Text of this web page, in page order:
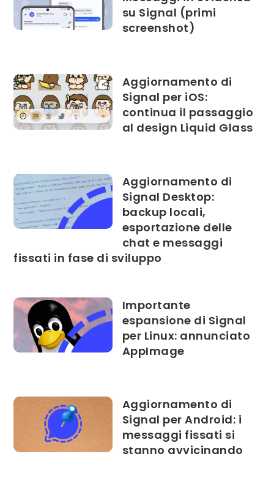
su Signal (primi
screenshot)
Aggiornamento di
Signal per iOS:
continua il passaggio
al design Liquid Glass
Aggiornamento di
Signal Desktop:
backup locali,
esportazione delle
chat e messaggi
fissati in fase di sviluppo
Importante
espansione di Signal
per Linux: annunciato
AppImage
Aggiornamento di
Signal per Android: i
messaggi fissati si
stanno avvicinando